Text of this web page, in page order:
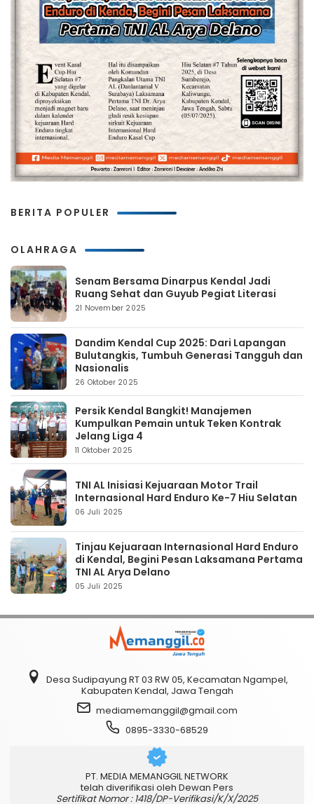
BERITA POPULER
OLAHRAGA
Senam Bersama Dinarpus Kendal Jadi
Ruang Sehat dan Guyub Pegiat Literasi
21 November 2025
Dandim Kendal Cup 2025: Dari Lapangan
Bulutangkis, Tumbuh Generasi Tangguh dan
Nasionalis
26 Oktober 2025
Persik Kendal Bangkit! Manajemen
Kumpulkan Pemain untuk Teken Kontrak
Jelang Liga 4
11 Oktober 2025
TNI AL Inisiasi Kejuaraan Motor Trail
Internasional Hard Enduro Ke-7 Hiu Selatan
06 Juli 2025
Tinjau Kejuaraan Internasional Hard Enduro
di Kendal, Begini Pesan Laksamana Pertama
TNI AL Arya Delano
05 Juli 2025
Desa Sudipayung RT 03 RW 05, Kecamatan Ngampel,
Kabupaten Kendal, Jawa Tengah
mediamemanggil@gmail.com
0895-3330-68529
PT. MEDIA MEMANGGIL NETWORK
telah diverifikasi oleh Dewan Pers
Sertifikat Nomor : 1418/DP-Verifikasi/K/X/2025